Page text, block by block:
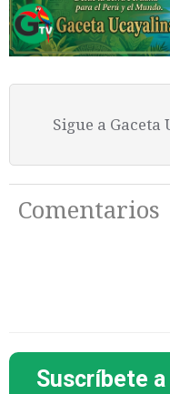
Sigue a Gaceta
Comentarios
Suscríbete